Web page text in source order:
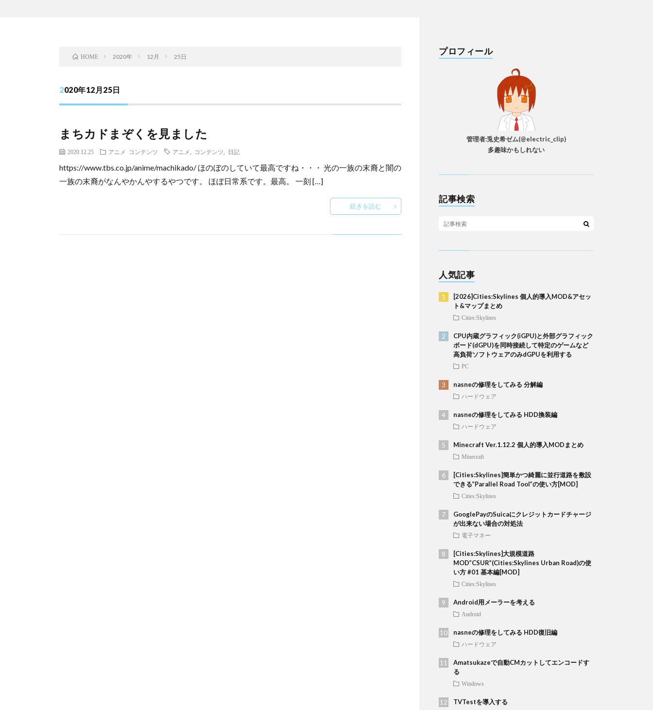
HOME 2020年 12月 25日
2020年12月25日
まちカドまぞくを見ました
2020.12.25 アニメ コンテンツ アニメ コンテンツ 日記
https://www.tbs.co.jp/anime/machikado/ ほのぼのしていて最高ですね・・・ 光の一族の末裔と闇の
一族の末裔がなんやかんやするやつです。 ほぼ日常系です。最高。 一刻 […]
続きを読む
プロフィール
管理者:兎史希ゼム(@electric_clip)
多趣味かもしれない
記事検索
人気記事
[2026]Cities:Skylines 個人的導入MOD&アセッ
ト&マップまとめ
Cities:Skylines
CPU内蔵グラフィック(iGPU)と外部グラフィック
ボード(dGPU)を同時接続して特定のゲームなど
高負荷ソフトウェアのみdGPUを利用する
PC
nasneの修理をしてみる 分解編
ハードウェア
nasneの修理をしてみる HDD換装編
ハードウェア
Minecraft Ver.1.12.2 個人的導入MODまとめ
Minecraft
[Cities:Skylines]簡単かつ綺麗に並行道路を敷設
できる”Parallel Road Tool”の使い方[MOD]
Cities:Skylines
GooglePayのSuicaにクレジットカードチャージ
が出来ない場合の対処法
電子マネー
[Cities:Skylines]大規模道路
MOD”CSUR”(Cities:Skylines Urban Road)の使
い方 #01 基本編[MOD]
Cities:Skylines
Android用メーラーを考える
Android
nasneの修理をしてみる HDD復旧編
ハードウェア
Amatsukazeで自動CMカットしてエンコードす
る
Windows
TVTestを導入する